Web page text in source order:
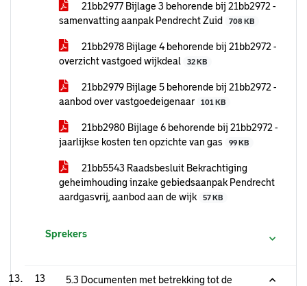
21bb2977 Bijlage 3 behorende bij 21bb2972 -
samenvatting aanpak Pendrecht Zuid
708 KB
21bb2978 Bijlage 4 behorende bij 21bb2972 -
overzicht vastgoed wijkdeal
32 KB
21bb2979 Bijlage 5 behorende bij 21bb2972 -
aanbod over vastgoedeigenaar
101 KB
21bb2980 Bijlage 6 behorende bij 21bb2972 -
jaarlijkse kosten ten opzichte van gas
99 KB
21bb5543 Raadsbesluit Bekrachtiging
geheimhouding inzake gebiedsaanpak Pendrecht
aardgasvrij, aanbod aan de wijk
57 KB
Sprekers
13
5.3 Documenten met betrekking tot de